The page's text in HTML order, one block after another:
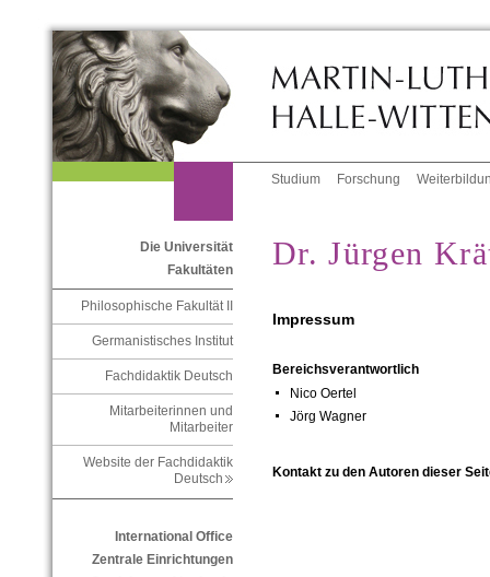
Studium Forschung
Die Universität
Fakultäten
Philosophische Fakultät II
Germanistisches Institut
Fachdidaktik Deutsch
Mitarbeiterinnen und
Mitarbeiter
Website der Fachdidaktik
Deutsch
International Office
Zentrale Einrichtungen
Dr. Jürgen
Impressum
Bereichsverantwortlich
Nico Oertel
Jörg Wagner
Kontakt zu den Autoren dieser